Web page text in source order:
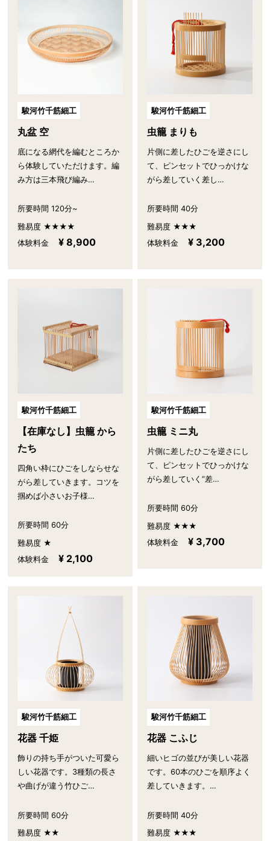
駿河竹千筋細工
丸盆 空
底になる網代を編むところか
ら体験していただけます。編
み方は三本飛び編み…
所要時間 120分~
難易度 ★★★★
体験料金
¥ 8,900
駿河竹千筋細工
虫籠 まりも
片側に差したひごを逆さにし
て、ピンセットでひっかけな
がら差していく差し…
所要時間 40分
難易度 ★★★
体験料金
¥ 3,200
駿河竹千筋細工
【在庫なし】虫籠 から
たち
四角い枠にひごをしならせな
がら差していきます。コツを
掴めば小さいお子様…
所要時間 60分
難易度 ★
体験料金
¥ 2,100
駿河竹千筋細工
虫籠 ミニ丸
片側に差したひごを逆さにし
て、ピンセットでひっかけな
がら差していく”差…
所要時間 60分
難易度 ★★★
体験料金
¥ 3,700
駿河竹千筋細工
花器 千姫
飾りの持ち手がついた可愛ら
しい花器です。3種類の長さ
や曲げが違う竹ひご…
所要時間 60分
難易度 ★★
駿河竹千筋細工
花器 こふじ
細いヒゴの並びが美しい花器
です。60本のひごを順序よく
差していきます。…
所要時間 40分
難易度 ★★★